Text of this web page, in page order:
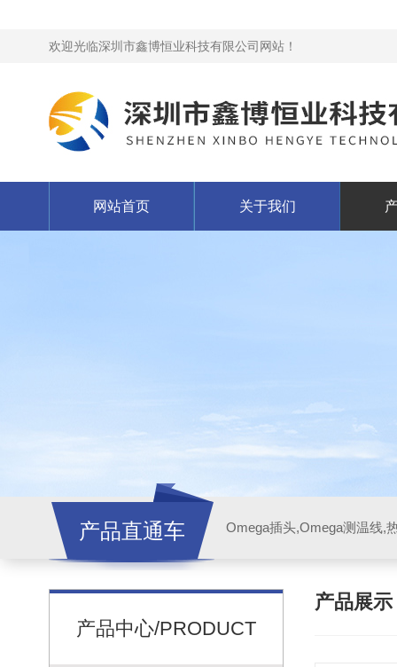
欢迎光临深圳市鑫博恒业科技有限公司网站！
网站首页 关于我们
产品直通车
产品中心/PRODUCT
产品展示